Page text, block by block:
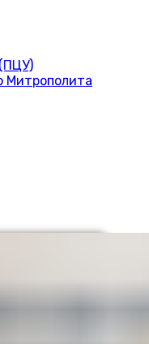
Митрополита